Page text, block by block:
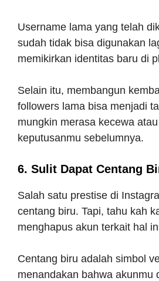
Username lama yang telah
sudah tidak bisa digunakan
memikirkan identitas baru di
Selain itu, membangun
followers lama bisa menjadi
mungkin merasa kecewa
keputusanmu sebelumnya.
6. Sulit Dapat Centang
Salah satu prestise di
centang biru. Tapi, tahu kah
menghapus akun terkait hal
Centang biru adalah simbol
menandakan bahwa akunmu